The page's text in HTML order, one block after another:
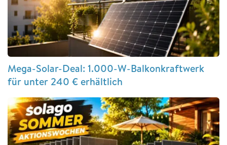
Mega-Solar-Deal: 1.000-W-Balkonkraftwerk
für unter 240 € erhältlich